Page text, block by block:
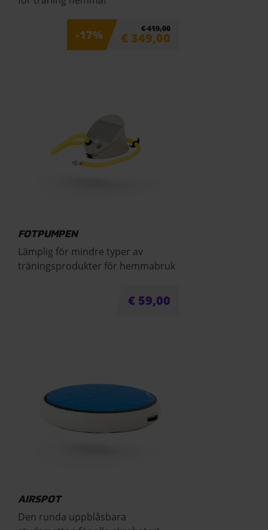
-17% €419,00
€ 349,00
FOTPUMPEN
Lämplig för mindre typer av
träningsprodukter för hemmabruk
€ 59,00
AIRSPOT
Den runda uppblåsbara